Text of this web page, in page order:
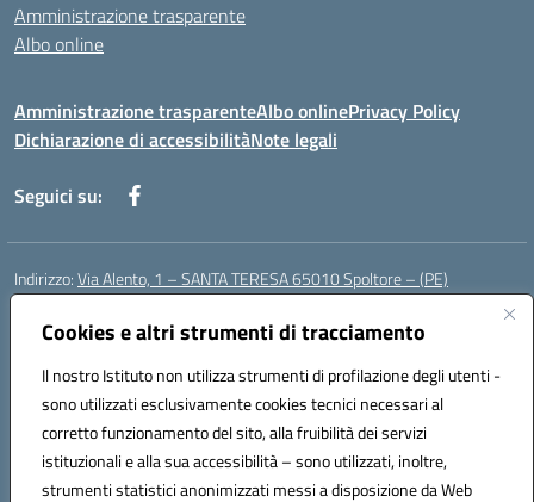
Cookies e altri strumenti di tracciamento
Il nostro Istituto non utilizza strumenti di profilazione degli utenti -
sono utilizzati esclusivamente cookies tecnici necessari al
corretto funzionamento del sito, alla fruibilità dei servizi
istituzionali e alla sua accessibilità – sono utilizzati, inoltre,
strumenti statistici anonimizzati messi a disposizione da Web
Amministrazione trasparente
Albo online
Amministrazione trasparenteAlbo onlinePrivacy Policy
Dichiarazione di accessibilitàNote legali
Seguici su:
Indirizzo:Via Alento, 1 – SANTA TERESA 65010 Spoltore – (PE)
Centralino:
Posta elettronica certificata (PEC):peee052003@pec.istruzione.it
Codice fiscale: 80006490686
Codice meccanografico:peee052003
Codice Indice delle Pubbliche Amministrazioni (IPA): istsc_peee052003
Codice unico di fatturazione (CUF): UF01MF